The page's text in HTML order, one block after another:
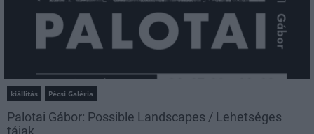
kiállítás Pécsi Galéria
Palotai Gábor: Possible Landscapes / Lehetséges
tájak